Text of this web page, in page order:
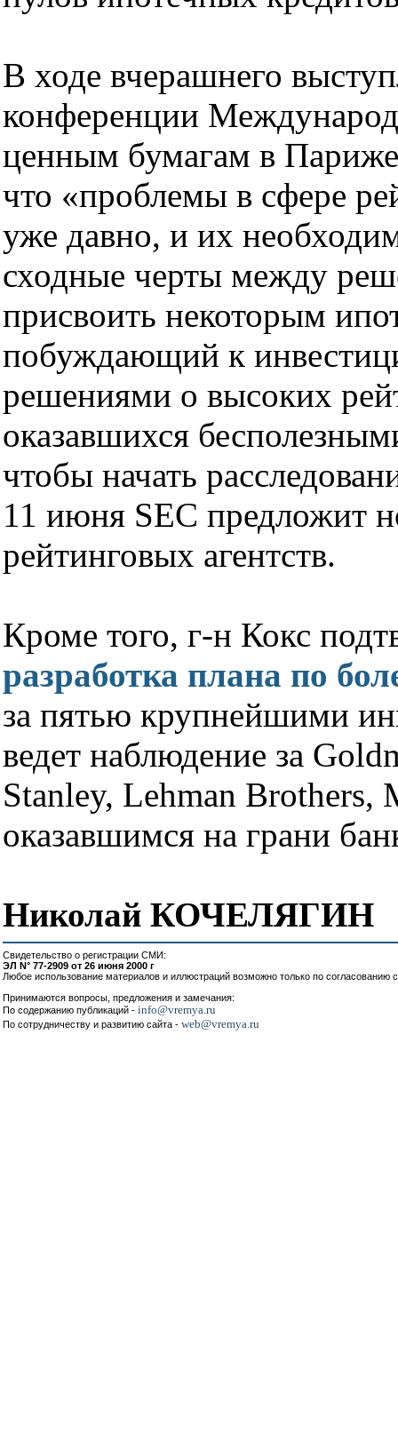
В ходе вчерашнего
конференции
ценным бумагам в
что «проблемы в сфере
уже давно, и их
сходные черты между
присвоить некоторым
побуждающий к
решениями о высоких
оказавшихся
чтобы начать
11 июня SEC предложит
рейтинговых агентств.
Кроме того, г-н Кокс
разработка плана по
за пятью крупнейшими
ведет наблюдение за
Stanley, Lehman
оказавшимся на грани
Николай КОЧЕЛЯГИН
Свидетельство о регистрации СМИ:
ЭЛ N° 77-2909 от 26 июня 2000 г
Любое использование материалов и иллюстраций возможно только по согласованию
Принимаются вопросы, предложения и замечания:
По содержанию публикаций - info@vremya.ru
По сотрудничеству и развитию сайта - web@vremya.ru